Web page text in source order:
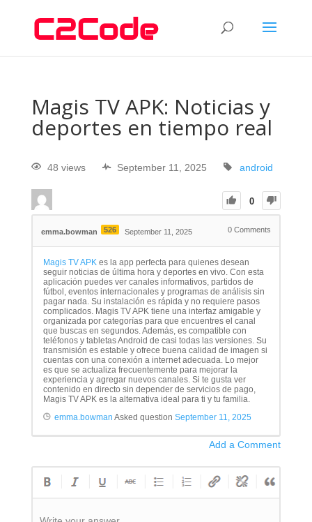
Magis TV APK: Noticias y
deportes en tiempo real
48 views September 11, 2025 android
0
emma.bowman 526 September 11, 2025 0 Comments
Magis TV APKes la app perfecta para quienes desean
seguir noticias de última hora y deportes en vivo. Con esta
aplicación puedes ver canales informativos, partidos de
fútbol, eventos internacionales y programas de análisis sin
pagar nada. Su instalación es rápida y no requiere pasos
complicados. Magis TV APK tiene una interfaz amigable y
organizada por categorías para que encuentres el canal
que buscas en segundos. Además, es compatible con
teléfonos y tabletas Android de casi todas las versiones. Su
transmisión es estable y ofrece buena calidad de imagen si
cuentas con una conexión a internet adecuada. Lo mejor
es que se actualiza frecuentemente para mejorar la
experiencia y agregar nuevos canales. Si te gusta ver
contenido en directo sin depender de servicios de pago,
Magis TV APK es la alternativa ideal para ti y tu familia.
emma.bowman Asked question September 11, 2025
Add a Comment